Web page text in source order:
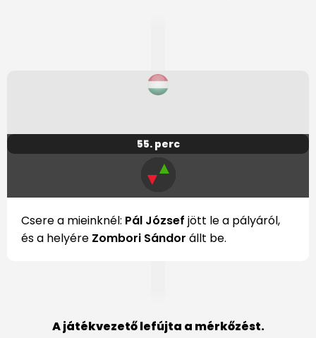
55. perc
▼▲
Csere a mieinknél: Pál József jött le a pályáról,
és a helyére Zombori Sándor állt be.
A játékvezető lefújta a mérkőzést.